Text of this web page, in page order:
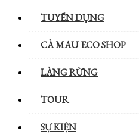
TUYỂN DỤNG
CÀ MAU ECO SHOP
LÀNG RỪNG
TOUR
SỰ KIỆN